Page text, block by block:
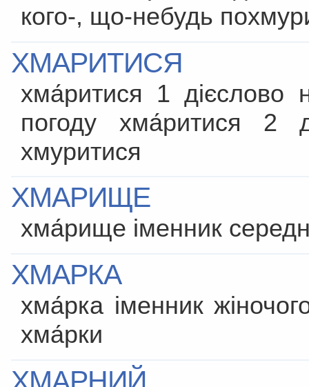
кого-, що-небудь
ХМАРИТИСЯ
хма́ритися 1 дієслово
погоду хма́ритися 2
хмуритися
ХМАРИЩЕ
хма́рище іменник
ХМАРКА
хма́рка іменник
хма́рки
ХМАРНИЙ